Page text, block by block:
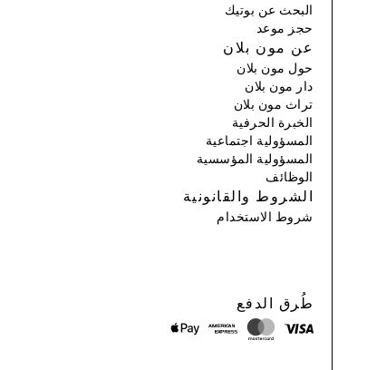
طُرق الدفع
البحث عن بوتيك
حجز موعد
عن مون بلان
حول مون بلان
دار مون بلان
تراث مون بلان
الخبرة الحرفية
المسؤولية اجتماعية
المسؤولية المؤسسية
الوظائف
الشروط والقانونية
شروط الاستخدام